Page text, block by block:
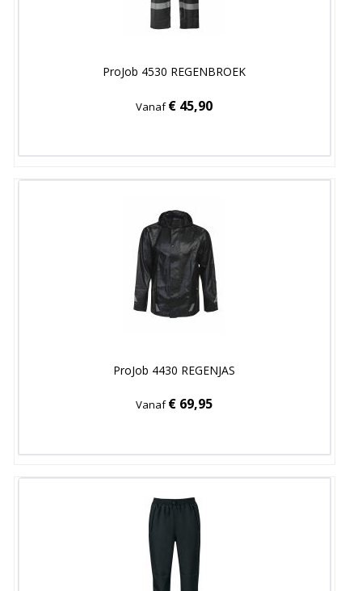
ProJob 4530 REGENBROEK
Vanaf€ 45,90
ProJob 4430 REGENJAS
Vanaf€ 69,95